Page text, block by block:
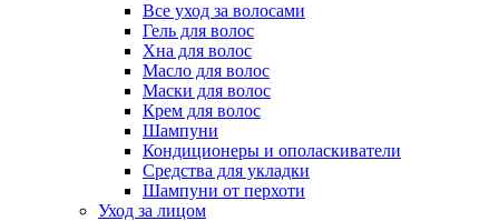
Все уход за волосами
Гель для волос
Хна для волос
Масло для волос
Маски для волос
Крем для волос
Шампуни
Кондиционеры и ополаскиватели
Средства для укладки
Шампуни от перхоти
Уход за лицом